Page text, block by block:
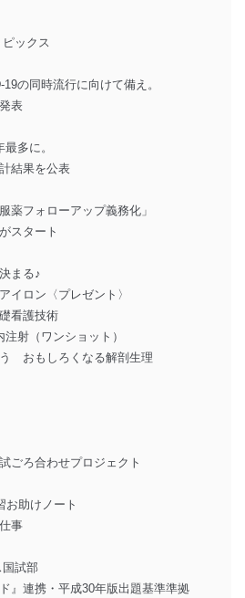
ックス
の同時流行に向けて備え。
表
多に。
結果を公表
薬フォローアップ義務化」
スタート
まる♪
イロン〈プレゼント〉
看護技術
射（ワンショット）
おもしろくなる解剖生理
ごろ合わせプロジェクト
お助けノート
事
試部
』連携・平成30年版出題基準準拠